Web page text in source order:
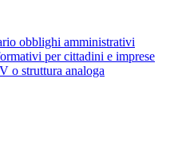
obblighi amministrativi
per cittadini e imprese
o struttura analoga